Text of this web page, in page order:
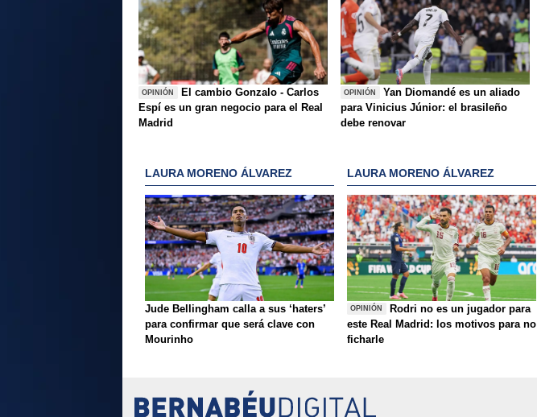
OPINIÓN
El cambio Gonzalo - Carlos
Espí es un gran negocio para el Real
Madrid
OPINIÓN
Yan Diomandé es un aliado
para Vinicius Júnior: el brasileño
debe renovar
LAURA MORENO ÁLVAREZ
Jude Bellingham calla a sus ‘haters’
para confirmar que será clave con
Mourinho
LAURA MORENO ÁLVAREZ
OPINIÓN
Rodri no es un jugador para
este Real Madrid: los motivos para no
ficharle